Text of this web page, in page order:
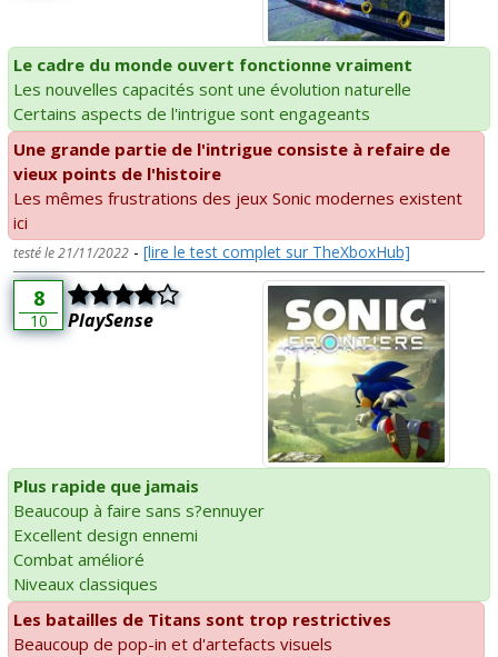
Le cadre du monde ouvert fonctionne vraiment
Les nouvelles capacités sont une évolution naturelle
Certains aspects de l'intrigue sont engageants
Une grande partie de l'intrigue consiste à refaire de
vieux points de l'histoire
Les mêmes frustrations des jeux Sonic modernes existent
ici
testé le 21/11/2022 - [lire le test complet sur TheXboxHub]
8
10 PlaySense
Plus rapide que jamais
Beaucoup à faire sans s?ennuyer
Excellent design ennemi
Combat amélioré
Niveaux classiques
Les batailles de Titans sont trop restrictives
Beaucoup de pop-in et d'artefacts visuels